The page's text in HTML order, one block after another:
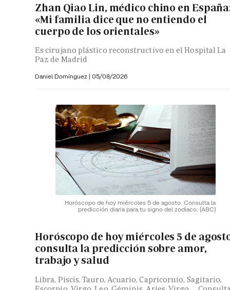
Zhan Qiao Lin, médico chino en
«Mi familia dice que no entiendo el
cuerpo de los orientales»
Es cirujano plástico reconstructivo en el Hospital La
Paz de Madrid
Daniel Domínguez | 05/08/2026
Horóscopo de hoy miércoles 5 de agosto. Consulta la
predicción diaria para tu signo del zodiaco. (ABC)
Horóscopo de hoy miércoles 5 de
consulta la predicción sobre amor,
trabajo y salud
Libra, Piscis, Tauro, Acuario, Capricornio, Sagitario,